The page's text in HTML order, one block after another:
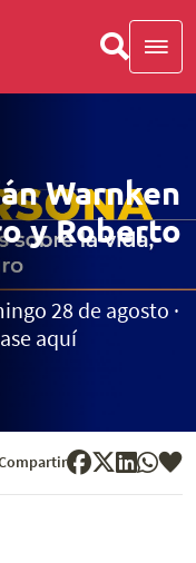
Warnken
y Roberto
28 de agosto ·
aquí